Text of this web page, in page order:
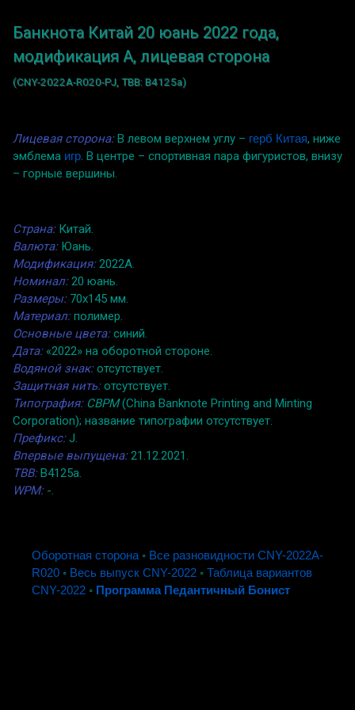
Банкнота Китай 20 юань 2022 года,
модификация A, лицевая сторона
(CNY-2022A-R020-PJ, TBB: B4125a)
Лицевая сторона:В левом верхнем углу – герб Китая, ниже
эмблема игр. В центре – спортивная пара фигуристов, внизу
– горные вершины.
Страна:Китай.
Валюта:Юань.
Модификация:2022A.
Номинал:20 юань.
Размеры:70x145 мм.
Материал:полимер.
Основные цвета:синий.
Дата:«2022» на оборотной стороне.
Водяной знак:отсутствует.
Защитная нить:отсутствует.
Типография: CBPM(China Banknote Printing and Minting
Corporation); название типографии отсутствует.
Префикс:J.
Впервые выпущена:21.12.2021.
TBB:B4125a.
WPM:-.
Оборотная сторона◦ Все разновидности CNY-2022A-
R020 ◦ Весь выпуск CNY-2022 ◦ Таблица вариантов
CNY-2022 ◦ Программа Педантичный Бонист